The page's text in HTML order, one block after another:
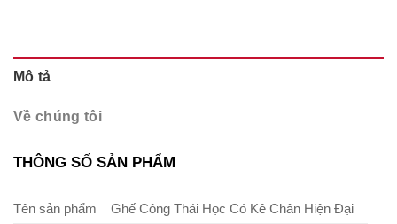
Mô tả
Về chúng tôi
THÔNG SỐ SẢN PHẨM
Tên sản phẩm
Ghế Công Thái Học Có Kê Chân Hiện Đại